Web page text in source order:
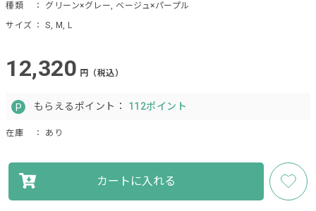
種類
： グリーン×グレー, ベージュ×パープル
サイズ ： S, M, L
12,320 円（税込）
もらえるポイント： 112ポイント
在庫 ： あり
カートに入れる